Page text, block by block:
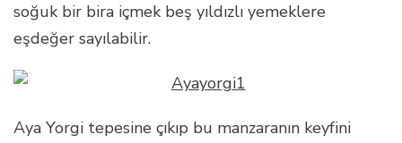
soğuk bir bira içmek beş yıldızlı yemeklere
eşdeğer sayılabilir.
Aya Yorgi tepesine çıkıp bu manzaranın keyfini